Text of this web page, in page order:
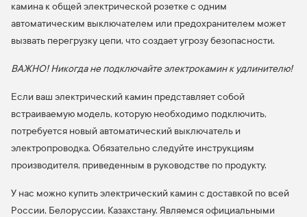
камина к общей электрической розетке с одним
автоматическим выключателем или предохранителем может
вызвать перегрузку цепи, что создает угрозу безопасности.
ВАЖНО! Никогда не подключайте электрокамин к удлинителю!
Если ваш электрический камин представляет собой
встраиваемую модель, которую необходимо подключить,
потребуется новый автоматический выключатель и
электропроводка. Обязательно следуйте инструкциям
производителя, приведенным в руководстве по продукту.
У нас можно купить электрический камин с доставкой по всей
России, Белоруссии, Казахстану. Являемся официальными